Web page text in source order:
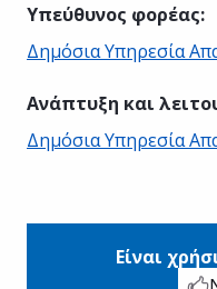
Υπεύθυνος φορέας:
Δημόσια Υπηρεσία
Ανάπτυξη και
Δημόσια Υπηρεσία
Είναι